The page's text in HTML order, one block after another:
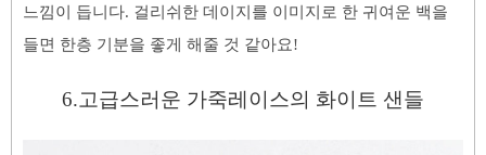
느낌이 듭니다. 걸리쉬한 데이지를 이미지로 한 귀여운 백을
들면 한층 기분을 좋게 해줄 것 같아요!
6.고급스러운 가죽레이스의 화이트 샌들